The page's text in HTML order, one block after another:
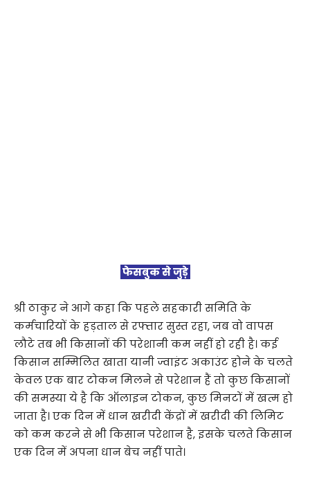
फेसबुक से जुड़े
श्री ठाकुर ने आगे कहा कि पहले सहकारी समिति के
कर्मचारियों के हड़ताल से रफ्तार सुस्त रहा, जब वो वापस
लौटे तब भी किसानों की परेशानी कम नहीं हो रही है। कई
किसान सम्मिलित खाता यानी ज्वाइंट अकाउंट होने के चलते
केवल एक बार टोकन मिलने से परेशान हैं तो कुछ किसानों
की समस्या ये है कि ऑलाइन टोकन, कुछ मिनटों में खत्म हो
जाता है। एक दिन में धान खरीदी केंद्रों में खरीदी की लिमिट
को कम करने से भी किसान परेशान है, इसके चलते किसान
एक दिन में अपना धान बेच नहीं पाते।